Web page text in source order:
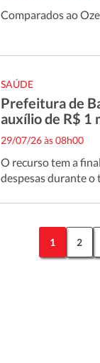
Comparados ao
SAÚDE
Prefeitura de
auxílio de R$ 1
29/07/26 às 08h00
O recurso tem a
despesas durante
1 2